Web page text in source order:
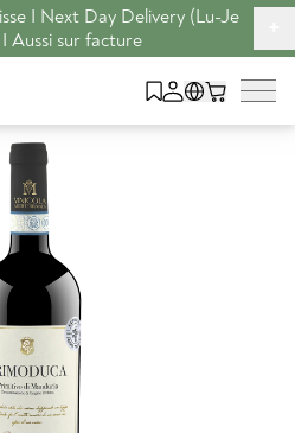
I Next Day Delivery (Lu-Je
Aussi sur facture